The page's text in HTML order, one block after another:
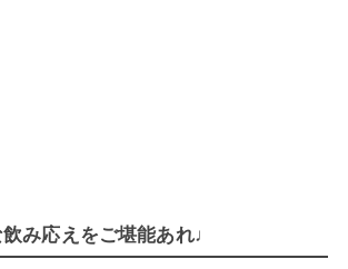
み応えをご堪能あれ♩